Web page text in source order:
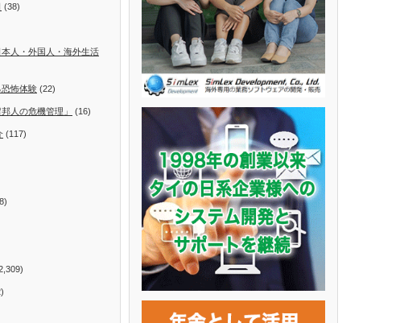
(38)
人・外国人・海外生活
怖体験 (22)
人の危機管理」 (16)
(117)